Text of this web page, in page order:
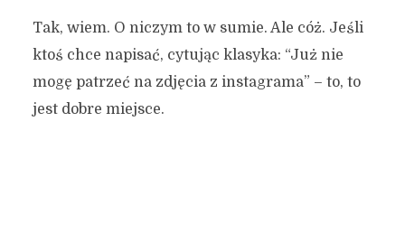
Tak, wiem. O niczym to w sumie. Ale cóż. Jeśli
ktoś chce napisać, cytując klasyka: “Już nie
mogę patrzeć na zdjęcia z instagrama” – to, to
jest dobre miejsce.